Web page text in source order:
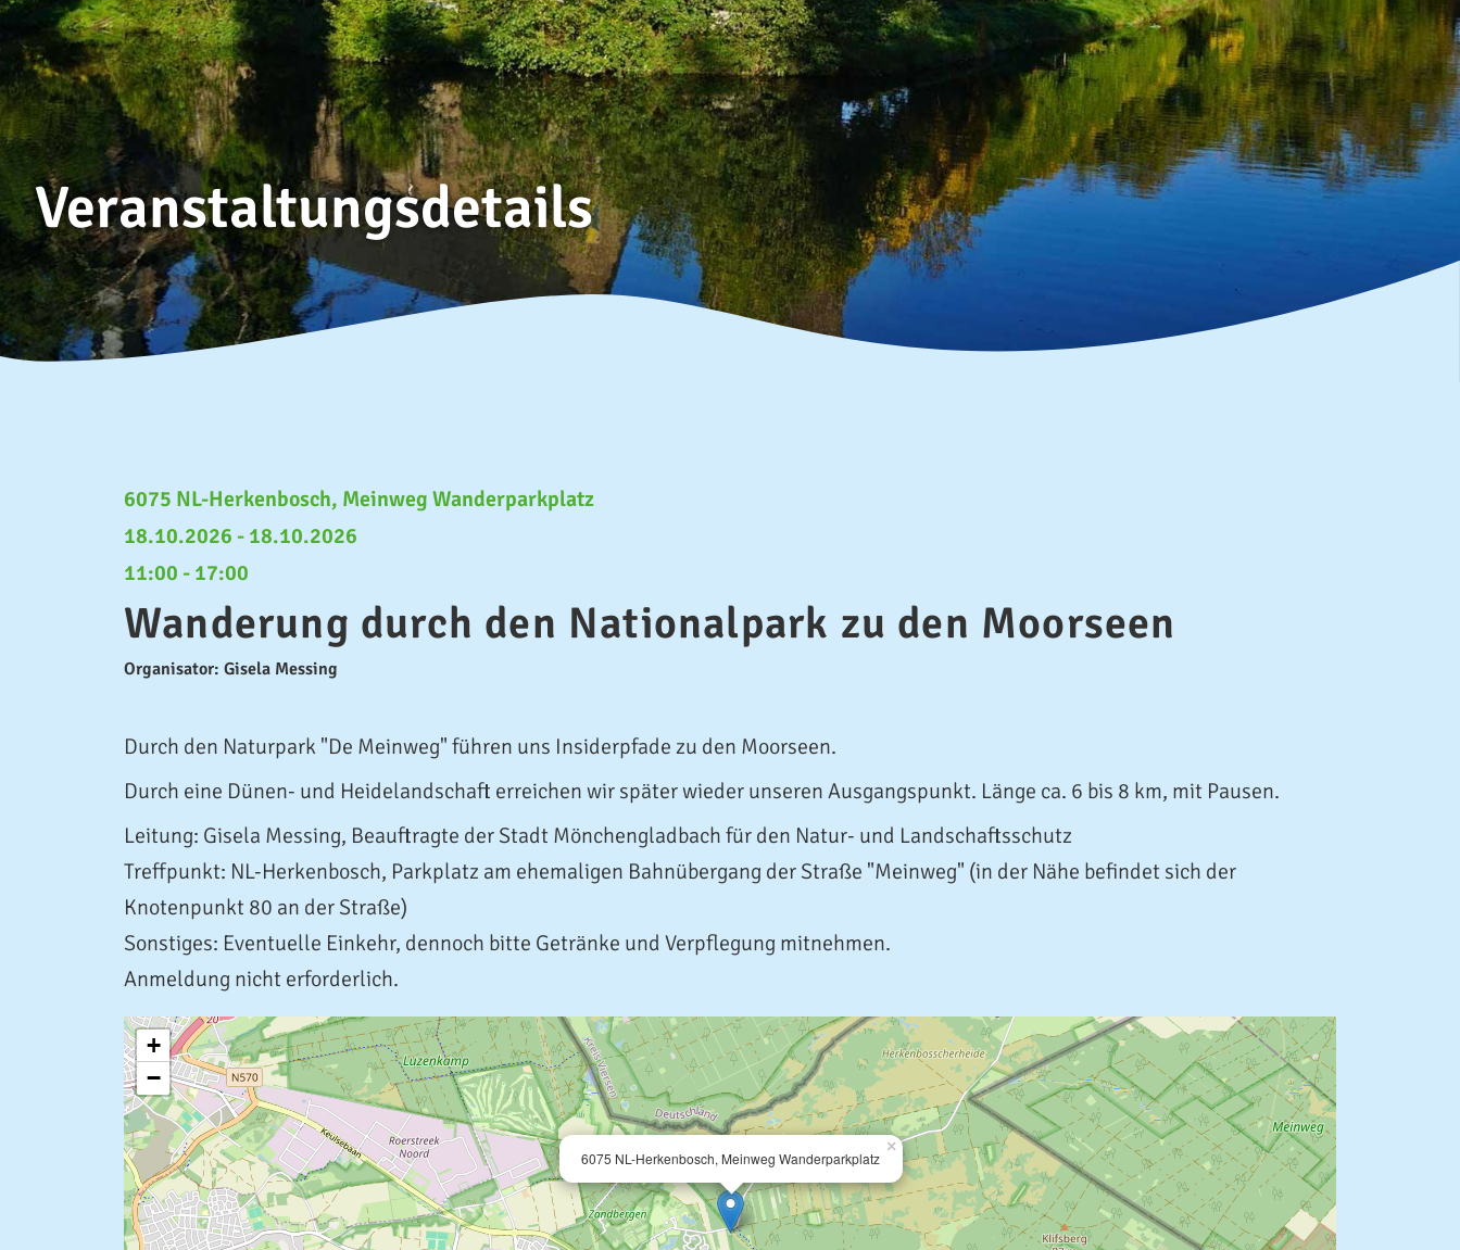
Veranstaltungsdetails
6075 NL-Herkenbosch, Meinweg Wanderparkplatz
18.10.2026 - 18.10.2026
11:00 - 17:00
Wanderung durch den Nationalpark zu den Moorseen
Organisator: Gisela Messing
Durch den Naturpark "De Meinweg" führen uns Insiderpfade zu den Moorseen.
Durch eine Dünen- und Heidelandschaft erreichen wir später wieder unseren Ausgangspunkt. Länge ca. 6 bis 8 km, mit Pausen.
Leitung: Gisela Messing, Beauftragte der Stadt Mönchengladbach für den Natur- und Landschaftsschutz
Treffpunkt: NL-Herkenbosch, Parkplatz am ehemaligen Bahnübergang der Straße "Meinweg" (in der Nähe befindet sich der
Knotenpunkt 80 an der Straße)
Sonstiges: Eventuelle Einkehr, dennoch bitte Getränke und Verpflegung mitnehmen.
Anmeldung nicht erforderlich.
6075 NL-Herkenbosch, Meinweg Wanderparkplatz
×
+
−